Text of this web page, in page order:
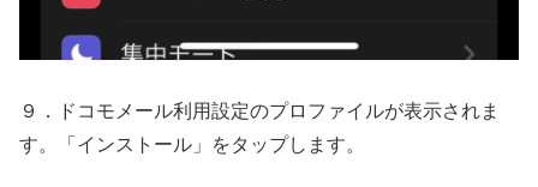
９．ドコモメール利用設定のプロファイルが表示されま
す。「インストール」をタップします。